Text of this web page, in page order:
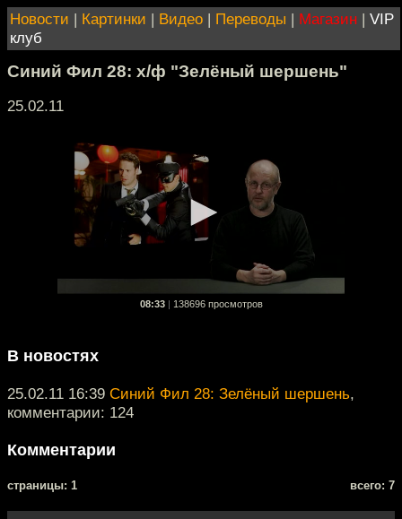
Новости | Картинки | Видео | Переводы | Магазин | VIP
клуб
Синий Фил 28: х/ф "Зелёный шершень"
25.02.11
08:33 138696 просмотров
В новостях
25.02.11 16:39 Синий Фил 28: Зелёный шершень,
комментарии: 124
Комментарии
cтраницы: 1 всего: 7